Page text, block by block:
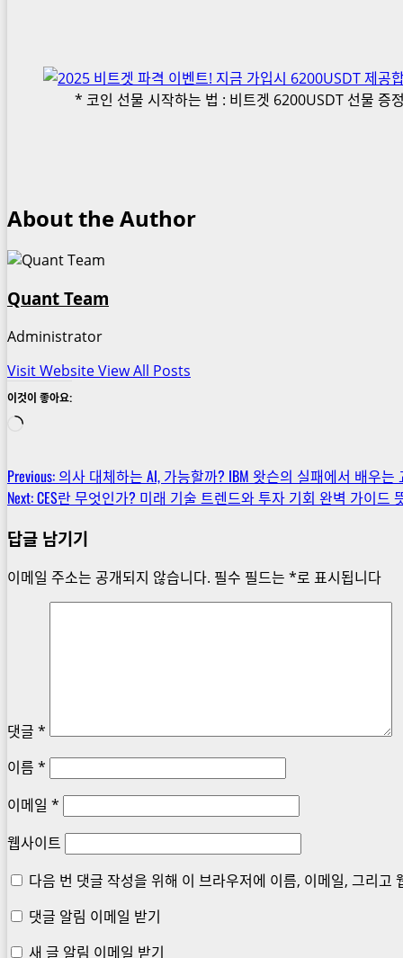
* 코인 선물 시작하는 법 : 비트겟 6200USDT 선물 증정
About the Author
Quant Team
Administrator
Visit WebsiteView All Posts
이것이 좋아요:
로
중...
Post
navigation
Previous: 의사 대체하는 AI, 가능할까? IBM 왓슨의 실패에서 배우는
Next:CES란 무엇인가? 미래 기술 트렌드와 투자 기회 완벽 가이드
답글 남기기
이메일 주소는 공개되지 않습니다. 필수 필드는 *로 표시됩니다
댓글 *
이름 *
이메일 *
웹사이트
다음 번 댓글 작성을 위해 이 브라우저에 이름, 이메일, 그리고
댓글 알림 이메일 받기
새 글 알림 이메일 받기